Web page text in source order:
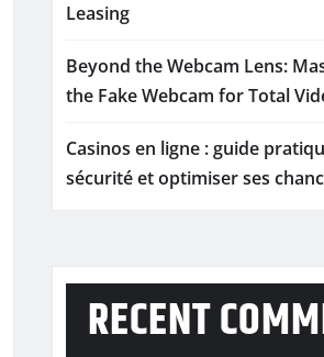
Leasing
Beyond the Webcam Lens:
the Fake Webcam for Total
Casinos en ligne : guide
sécurité et optimiser ses
RECENT